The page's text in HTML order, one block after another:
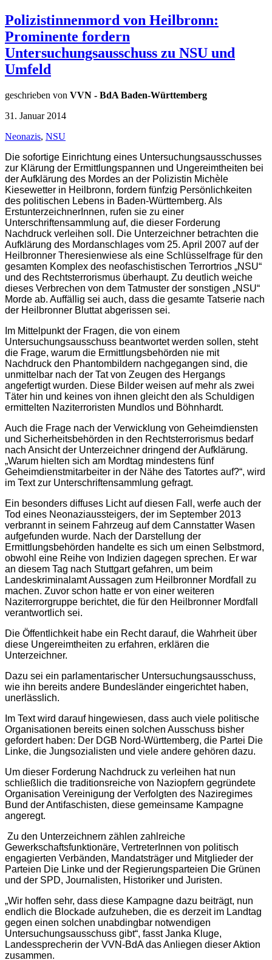
Polizistinnenmord von Heilbronn:
Prominente fordern
Untersuchungsausschuss zu NSU und
Umfeld
geschrieben von VVN - BdA Baden-Württemberg
31. Januar 2014
Neonazis, NSU
Die sofortige Einrichtung eines Untersuchungsausschusses
zur Klärung der Ermittlungspannen und Ungereimtheiten bei
der Aufklärung des Mordes an der Polizistin Michèle
Kiesewetter in Heilbronn, fordern fünfzig Persönlichkeiten
des politischen Lebens in Baden-Württemberg. Als
ErstunterzeichnerInnen, rufen sie zu einer
Unterschriftensammlung auf, die dieser Forderung
Nachdruck verleihen soll. Die Unterzeichner betrachten die
Aufklärung des Mordanschlages vom 25. April 2007 auf der
Heilbronner Theresienwiese als eine Schlüsselfrage für den
gesamten Komplex des neofaschistischen Terrortrios „NSU“
und des Rechtsterrorismus überhaupt. Zu deutlich weiche
dieses Verbrechen von dem Tatmuster der sonstigen „NSU“
Morde ab. Auffällig sei auch, dass die gesamte Tatserie nach
der Heilbronner Bluttat abgerissen sei.
Im Mittelpunkt der Fragen, die von einem
Untersuchungsausschuss beantwortet werden sollen, steht
die Frage, warum die Ermittlungsbehörden nie mit
Nachdruck den Phantombildern nachgegangen sind, die
unmittelbar nach der Tat von Zeugen des Hergangs
angefertigt wurden. Diese Bilder weisen auf mehr als zwei
Täter hin und keines von ihnen gleicht den als Schuldigen
ermittelten Naziterroristen Mundlos und Böhnhardt.
Auch die Frage nach der Verwicklung von Geheimdiensten
und Sicherheitsbehörden in den Rechtsterrorismus bedarf
nach Ansicht der Unterzeichner dringend der Aufklärung.
„Warum hielten sich am Mordtag mindestens fünf
Geheimdienstmitarbeiter in der Nähe des Tatortes auf?“, wird
im Text zur Unterschriftensammlung gefragt.
Ein besonders diffuses Licht auf diesen Fall, werfe auch der
Tod eines Neonaziaussteigers, der im September 2013
verbrannt in seinem Fahrzeug auf dem Cannstatter Wasen
aufgefunden wurde. Nach der Darstellung der
Ermittlungsbehörden handelte es sich um einen Selbstmord,
obwohl eine Reihe von Indizien dagegen sprechen. Er war
an diesem Tag nach Stuttgart gefahren, um beim
Landeskriminalamt Aussagen zum Heilbronner Mordfall zu
machen. Zuvor schon hatte er von einer weiteren
Naziterrorgruppe berichtet, die für den Heilbronner Mordfall
verantwortlich sei.
Die Öffentlichkeit habe ein Recht darauf, die Wahrheit über
diese Ungereimtheiten zu erfahren, erklären die
Unterzeichner.
Dazu sei ein parlamentarischer Untersuchungsausschuss,
wie ihn bereits andere Bundesländer eingerichtet haben,
unerlässlich.
Im Text wird darauf hingewiesen, dass auch viele politische
Organisationen bereits einen solchen Ausschuss bisher
gefordert haben: Der DGB Nord-Württemberg, die Partei Die
Linke, die Jungsozialisten und viele andere gehören dazu.
Um dieser Forderung Nachdruck zu verleihen hat nun
schließlich die traditionsreiche von Naziopfern gegründete
Organisation Vereinigung der Verfolgten des Naziregimes
Bund der Antifaschisten, diese gemeinsame Kampagne
angeregt.
Zu den Unterzeichnern zählen zahlreiche
Gewerkschaftsfunktionäre, VertreterInnen von politisch
engagierten Verbänden, Mandatsträger und Mitglieder der
Parteien Die Linke und der Regierungsparteien Die Grünen
und der SPD, Journalisten, Historiker und Juristen.
„Wir hoffen sehr, dass diese Kampagne dazu beiträgt, nun
endlich die Blockade aufzuheben, die es derzeit im Landtag
gegen einen solchen unabdingbar notwendigen
Untersuchungsausschuss gibt“, fasst Janka Kluge,
Landessprecherin der VVN-BdA das Anliegen dieser Aktion
zusammen.